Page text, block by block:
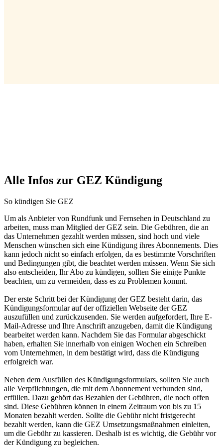
Alle Infos zur GEZ Kündigung
So kündigen Sie GEZ
Um als Anbieter von Rundfunk und Fernsehen in Deutschland zu
arbeiten, muss man Mitglied der GEZ sein. Die Gebühren, die an
das Unternehmen gezahlt werden müssen, sind hoch und viele
Menschen wünschen sich eine Kündigung ihres Abonnements. Dies
kann jedoch nicht so einfach erfolgen, da es bestimmte Vorschriften
und Bedingungen gibt, die beachtet werden müssen. Wenn Sie sich
also entscheiden, Ihr Abo zu kündigen, sollten Sie einige Punkte
beachten, um zu vermeiden, dass es zu Problemen kommt.
Der erste Schritt bei der Kündigung der GEZ besteht darin, das
Kündigungsformular auf der offiziellen Webseite der GEZ
auszufüllen und zurückzusenden. Sie werden aufgefordert, Ihre E-
Mail-Adresse und Ihre Anschrift anzugeben, damit die Kündigung
bearbeitet werden kann. Nachdem Sie das Formular abgeschickt
haben, erhalten Sie innerhalb von einigen Wochen ein Schreiben
vom Unternehmen, in dem bestätigt wird, dass die Kündigung
erfolgreich war.
Neben dem Ausfüllen des Kündigungsformulars, sollten Sie auch
alle Verpflichtungen, die mit dem Abonnement verbunden sind,
erfüllen. Dazu gehört das Bezahlen der Gebühren, die noch offen
sind. Diese Gebühren können in einem Zeitraum von bis zu 15
Monaten bezahlt werden. Sollte die Gebühr nicht fristgerecht
bezahlt werden, kann die GEZ Umsetzungsmaßnahmen einleiten,
um die Gebühr zu kassieren. Deshalb ist es wichtig, die Gebühr vor
der Kündigung zu begleichen.